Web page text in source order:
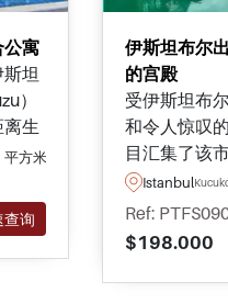
公寓
坦
）
生
路
平方米
查询
伊斯坦布尔
的宫殿
受伊斯坦布
和令人惊叹
目汇集了该
以惊人的价
惊叹的博斯
和公寓。 。
Istanbul
Ref:
$198.000